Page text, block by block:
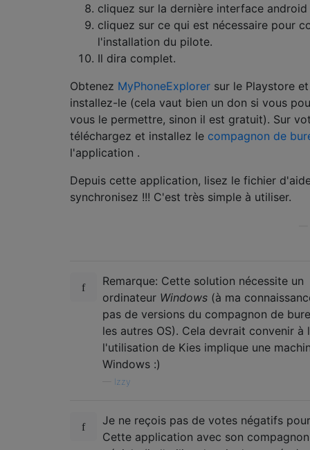
cliquez sur la dernière interface android
cliquez sur ce qui est nécessaire pour
l'installation du pilote.
Il dira complet.
Obtenez MyPhoneExplorer sur le Playstore et
installez-le (cela vaut bien un don si vous
vous le permettre, sinon il est gratuit). Sur
téléchargez et installez le compagnon de
l'application .
Depuis cette application, lisez le fichier
synchronisez !!! C'est très simple à utiliser.
Remarque: Cette solution nécessite un
ordinateur Windows (à ma
pas de versions du compagnon de
les autres OS). Cela devrait convenir à
l'utilisation de Kies implique une
Windows :)
Izzy
Je ne reçois pas de votes négatifs
Cette application avec son